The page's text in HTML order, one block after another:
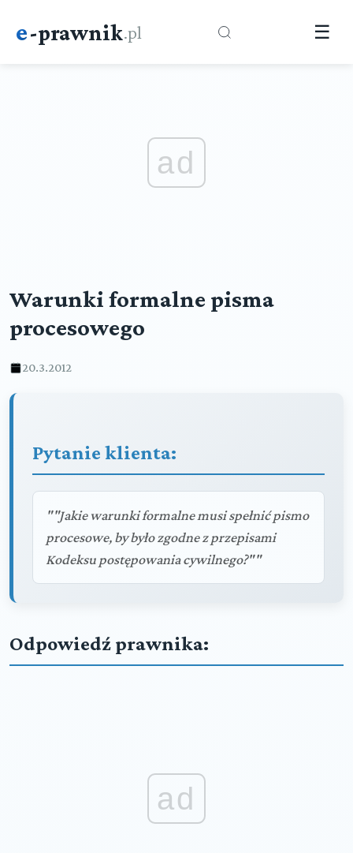
e-prawnik.pl ☰
ad
Warunki formalne pisma
procesowego
20.3.2012
Pytanie klienta:
""Jakie warunki formalne musi spełnić pismo
procesowe, by było zgodne z przepisami
Kodeksu postępowania cywilnego?""
Odpowiedź prawnika:
ad